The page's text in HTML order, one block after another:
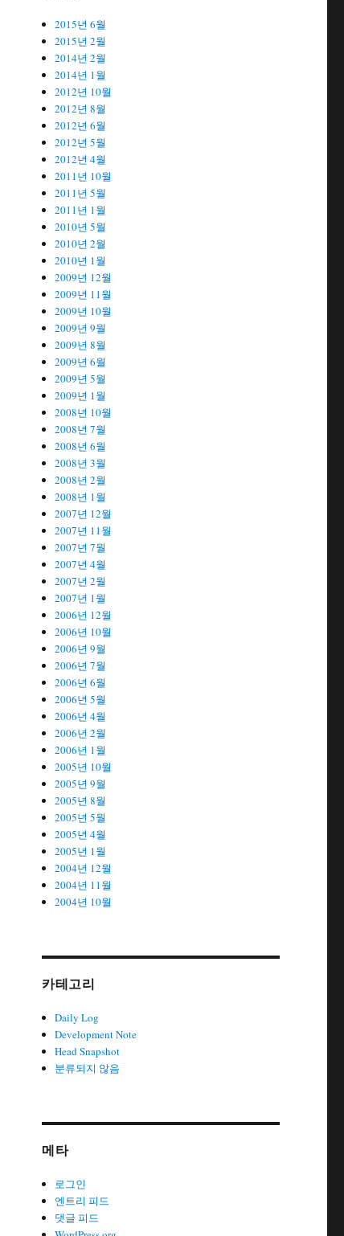
2015년 6월
2015년 2월
2014년 2월
2014년 1월
2012년 10월
2012년 8월
2012년 6월
2012년 5월
2012년 4월
2011년 10월
2011년 5월
2011년 1월
2010년 5월
2010년 2월
2010년 1월
2009년 12월
2009년 11월
2009년 10월
2009년 9월
2009년 8월
2009년 6월
2009년 5월
2009년 1월
2008년 10월
2008년 7월
2008년 6월
2008년 3월
2008년 2월
2008년 1월
2007년 12월
2007년 11월
2007년 7월
2007년 4월
2007년 2월
2007년 1월
2006년 12월
2006년 10월
2006년 9월
2006년 7월
2006년 6월
2006년 5월
2006년 4월
2006년 2월
2006년 1월
2005년 10월
2005년 9월
2005년 8월
2005년 5월
2005년 4월
2005년 1월
2004년 12월
2004년 11월
2004년 10월
카테고리
Daily Log
Development Note
Head Snapshot
분류되지 않음
메타
로그인
엔트리 피드
댓글 피드